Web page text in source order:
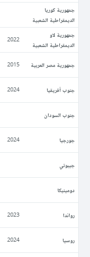
جمهورية كوريا
الديمقراطية الشعبية
جمهورية لاو
الديمقراطية الشعبية
2022
جمهورية مصر العربية 2015
جنوب أفريقيا 2024
جنوب السودان
جورجيا 2024
جيبوتي
دومينيكا
رواندا 2023
روسيا 2024